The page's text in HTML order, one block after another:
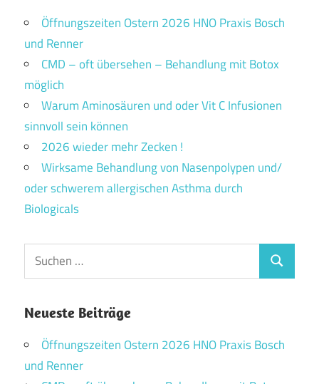
Öffnungszeiten Ostern 2026 HNO Praxis Bosch
und Renner
CMD – oft übersehen – Behandlung mit Botox
möglich
Warum Aminosäuren und oder Vit C Infusionen
sinnvoll sein können
2026 wieder mehr Zecken !
Wirksame Behandlung von Nasenpolypen und/
oder schwerem allergischen Asthma durch
Biologicals
Suchen
nach:
Suchen
Neueste Beiträge
Öffnungszeiten Ostern 2026 HNO Praxis Bosch
und Renner